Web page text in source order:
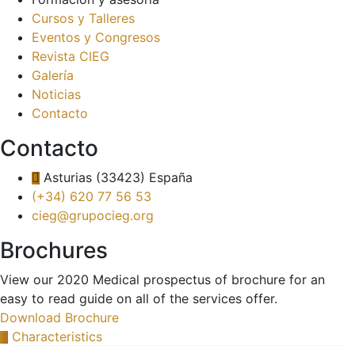
Cursos y Talleres
Eventos y Congresos
Revista CIEG
Galería
Noticias
Contacto
Contacto
Asturias (33423) España
(+34) 620 77 56 53
cieg@grupocieg.org
Brochures
View our 2020 Medical prospectus of brochure for an
easy to read guide on all of the services offer.
Download Brochure
Characteristics